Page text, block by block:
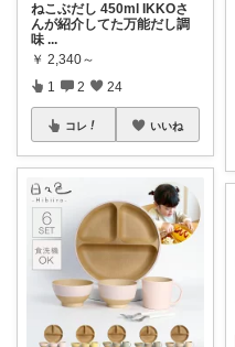
ねこぶだし 450ml IKKOさ
んが紹介してた万能だし調
味 ...
￥ 2,340～
1 2 24
コレ いいね